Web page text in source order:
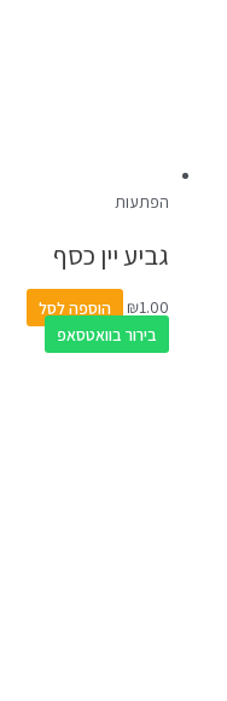
הפתעות
גביע יין כסף
₪1.00
הוספה לסל
בירור בוואטסאפ